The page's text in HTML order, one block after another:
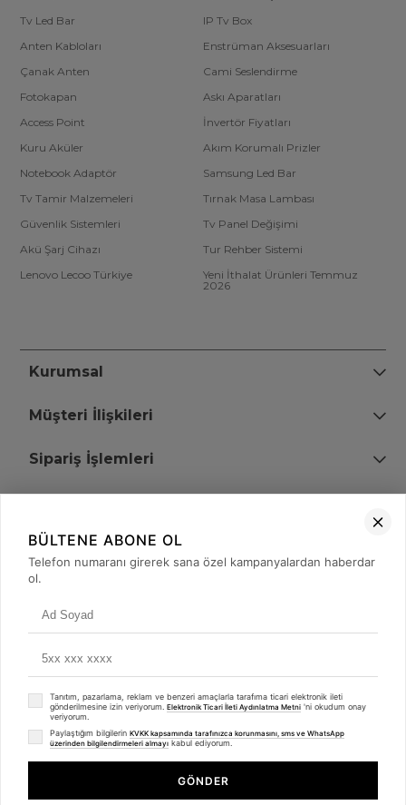
Tv Led Bar
IP Tv Box
Anten Kabloları
Enstrüman Aksesuarları
Çanak Anten
Cami Seslendirme
Fotokapan
Askı Aparatları
Access Point
İnvertör Fiyatları
Kuru Aküler
Akım Korumalı Prizler
Notebook Adaptör
Samsung Led Bar
Tv Tamir Malzemeleri
Tırnak Masa Lambası
Güvenlik Sistemleri
Tv Panel Değişimi
Akü Şarj Cihazı
Tur Rehber Sistemi
Lenovo Lecoo Türkiye
Yeni İthalat Ürünleri Temmuz
2026
Kurumsal
Müşteri İlişkileri
Sipariş İşlemleri
+90 (850) 473 08 08
© 2008 - 2026merterelektronik.com
- Tüm Hakları Saklıdır. Kredi kartı bilgileriniz 256bit SSL sertifikası ile
Whatsapp
BÜLTENE ABONE OL
Telefon numaranı girerek sana özel kampanyalardan haberdar
ol.
Tanıtım, pazarlama, reklam ve benzeri amaçlarla tarafıma ticari elektronik ileti
gönderilmesine izin veriyorum. Elektronik Ticari İleti Aydınlatma Metni 'ni okudum onay
veriyorum.
Paylaştığım bilgilerin KVKK kapsamında tarafınızca korunmasını, sms ve WhatsApp
üzerinden bilgilendirmeleri almayı kabul ediyorum.
GÖNDER